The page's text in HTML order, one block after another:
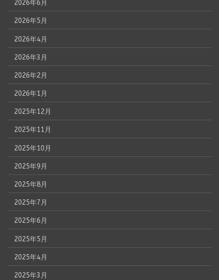
2026年6月
2026年5月
2026年4月
2026年3月
2026年2月
2026年1月
2025年12月
2025年11月
2025年10月
2025年9月
2025年8月
2025年7月
2025年6月
2025年5月
2025年4月
2025年3月